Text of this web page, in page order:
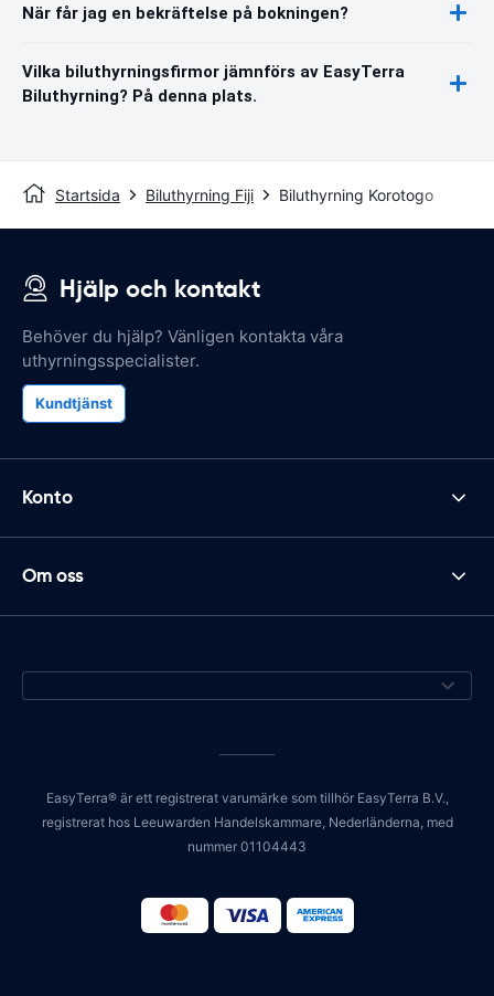
När får jag en bekräftelse på bokningen?
Vilka biluthyrningsfirmor jämnförs av EasyTerra
Biluthyrning? På denna plats.
Startsida Biluthyrning Fiji Biluthyrning Korotogo
Hjälp och kontakt
Behöver du hjälp? Vänligen kontakta våra
uthyrningsspecialister.
Kundtjänst
Konto
Om oss
EasyTerra® är ett registrerat varumärke som tillhör EasyTerra B.V.,
registrerat hos Leeuwarden Handelskammare, Nederländerna, med
nummer 01104443